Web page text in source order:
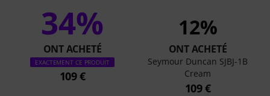
34%
ONT ACHETÉ
EXACTEMENT CE PRODUIT
109 €
12%
ONT ACHETÉ
Seymour Duncan SJBJ-1B
Cream
109 €